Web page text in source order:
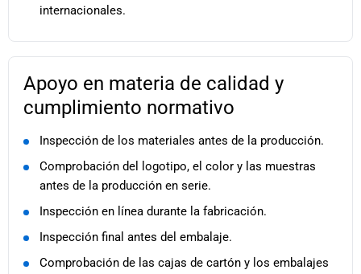
internacionales.
Apoyo en materia de calidad y
cumplimiento normativo
Inspección de los materiales antes de la producción.
Comprobación del logotipo, el color y las muestras
antes de la producción en serie.
Inspección en línea durante la fabricación.
Inspección final antes del embalaje.
Comprobación de las cajas de cartón y los embalajes